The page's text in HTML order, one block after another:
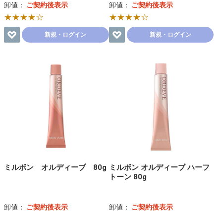
卸値： ご契約後表示
★★★★☆
新規・ログイン
卸値： ご契約後表示
★★★★☆
新規・ログイン
ミルボン オルディーブ 80g
卸値： ご契約後表示
ミルボン オルディーブ ハーフ
トーン 80g
卸値： ご契約後表示